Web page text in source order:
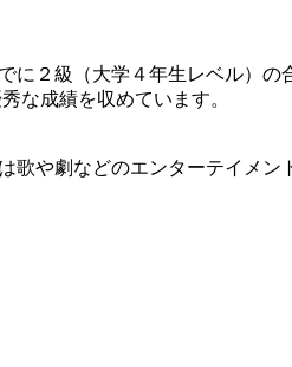
２級（大学４年生レベル）の
な成績を収めています。
歌や劇などのエンターテイメン